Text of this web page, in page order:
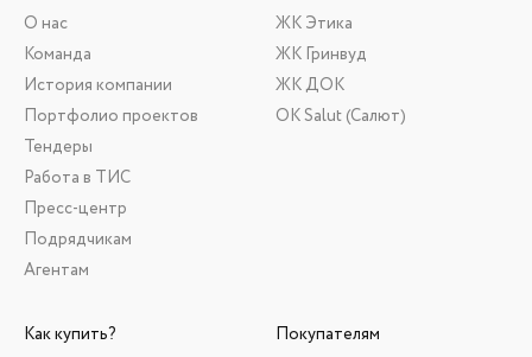
О нас
Команда
История компании
Портфолио проектов
Тендеры
Работа в ТИС
Пресс-центр
Подрядчикам
Агентам
ЖК Этика
ЖК Гринвуд
ЖК ДОК
ОК Salut (Салют)
Как купить?
Покупателям